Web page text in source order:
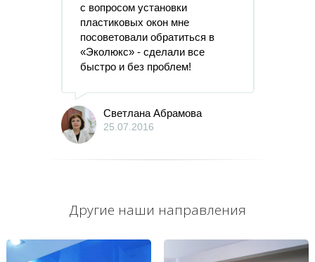
с вопросом установки
пластиковых окон мне
посоветовали обратиться в
«Эколюкс» - сделали все
быстро и без проблем!
Светлана Абрамова
25.07.2016
Другие наши направления